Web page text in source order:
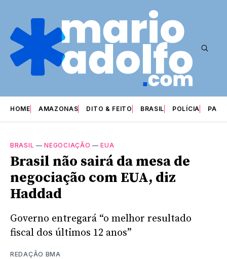
HOME AMAZONAS DITO & FEITO BRASIL POLÍCIA
BRASIL —NEGOCIAÇÃO —EUA
Brasil não sairá da mesa de
negociação com EUA, diz
Haddad
Governo entregará “o melhor resultado
fiscal dos últimos 12 anos”
REDAÇÃO BMA